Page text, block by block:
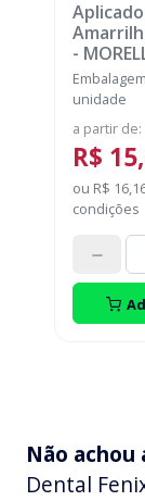
-
unidade
a partir de:
R$
ou R$
condições
Não
Dental